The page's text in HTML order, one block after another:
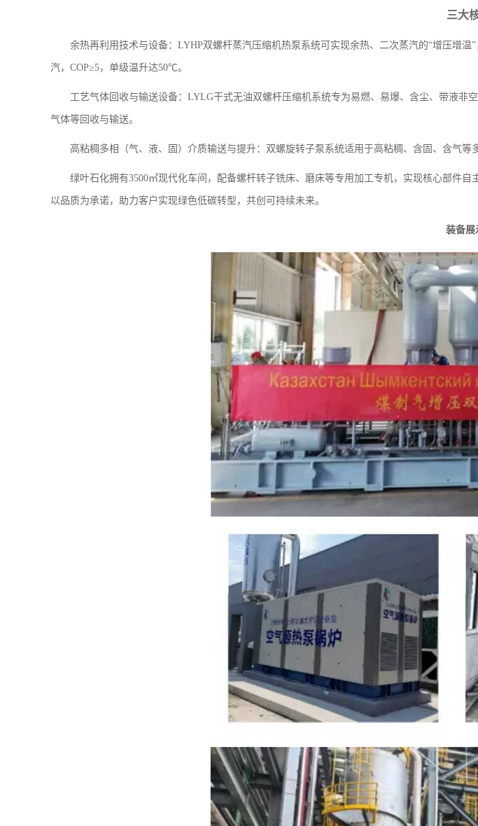
三大
余热再利用技术与设备：LYHP双螺杆蒸汽压缩机热泵系统可实现余热、二次蒸汽的“增压增
汽，COP≥5，单级温升达50℃。
工艺气体回收与输送设备：LYLG干式无油双螺杆压缩机系统专为易燃、易爆、含尘、带液
气体等回收与输送。
高粘稠多相（气、液、固）介质输送与提升：双螺旋转子泵系统适用于高粘稠、含固、含气等
绿叶石化拥有3500㎡现代化车间，配备螺杆转子铣床、磨床等专用加工专机，实现核心部件
以品质为承诺，助力客户实现绿色低碳转型，共创可持续未来。
装备展